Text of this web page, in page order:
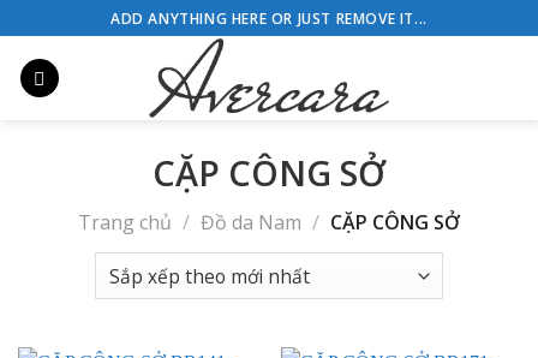
to
content
ADD ANYTHING HERE OR JUST REMOVE IT...
CẶP CÔNG SỞ
Trang chủ / Đồ da Nam / CẶP CÔNG SỞ